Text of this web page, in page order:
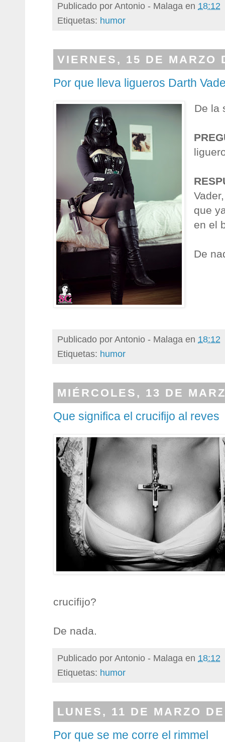
Publicado porAntonio - Malaga en 18:12
Etiquetas: humor
VIERNES, 15 DE MARZO
Por que lleva ligueros Darth
De la
que
en el
De
Publicado porAntonio - Malaga en 18:12
Etiquetas: humor
MIÉRCOLES, 13 DE
Que significa el crucifijo al reves
crucifijo?
De nada.
Publicado porAntonio - Malaga en 18:12
Etiquetas: humor
LUNES, 11 DE MARZO
Por que se me corre el rimmel